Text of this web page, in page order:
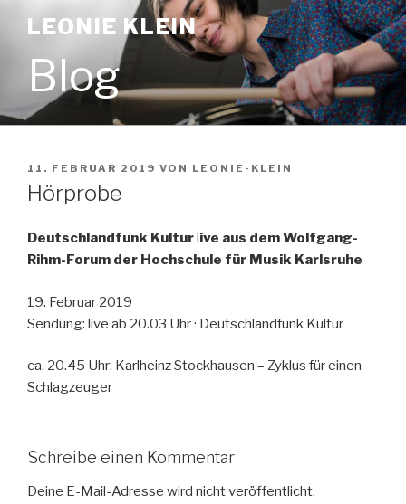
InhaltLEONIE KLEIN
Blog
VERÖFFENTLICHT
AM
11. FEBRUAR 2019 VON LEONIE-KLEIN
Hörprobe
Deutschlandfunk Kulturlive aus dem Wolfgang-
Rihm-Forum der Hochschule für Musik Karlsruhe
19. Februar 2019
Sendung: live ab 20.03 Uhr · Deutschlandfunk Kultur
ca. 20.45 Uhr: Karlheinz Stockhausen – Zyklus für einen
Schlagzeuger
Schreibe einen Kommentar
Deine E-Mail-Adresse wird nicht veröffentlicht.